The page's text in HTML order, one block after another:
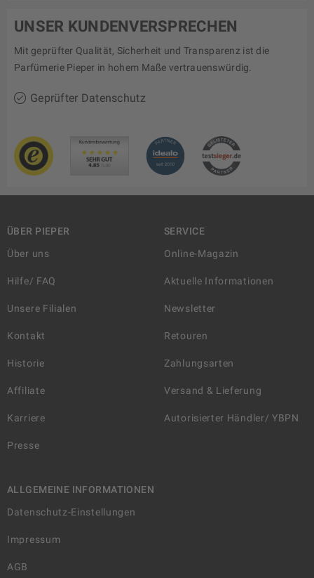
UNSER KUNDENVERSPRECHEN
Mit geprüfter Qualität, Sicherheit und Transparenz ist die
Parfümerie Pieper in hohem Maße vertrauenswürdig.
Geprüfter Datenschutz
ÜBER PIEPER
Über uns
Hilfe/ FAQ
Unsere Filialen
Kontakt
Historie
Affiliate
Karriere
Presse
SERVICE
Online-Magazin
Aktuelle Informationen
Newsletter
Retouren
Zahlungsarten
Versand & Lieferung
Autorisierter Händler/ YBPN
ALLGEMEINE INFORMATIONEN
Datenschutz-Einstellungen
Impressum
AGB